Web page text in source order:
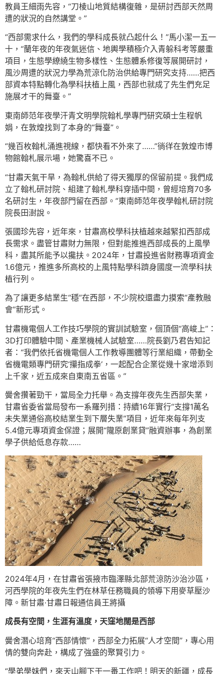
教員王細雨先容，“刀棱山地質結構復雜，是研討西部天然周
遭的狀況的自然講堂。”
“西部需求什么，我們的學科成長就凸起什么！”馬小潔一五一
十，“蘭年夜的年夜氣迷信、地輿學積極介入青躲科考等嚴重
項目，生態學繚繞生物多樣性、生態體系修復等展開研討，
風沙周遭的狀況力學為荒涼化防治供給專門研究支持……把西
部資本特點轉化為學科扶植上風，西部也就成了先生們充足
施展才干的舞臺。”
東南師范年夜學汗青文明學院翰札學專門研究碩士生程帆
娟，在敦煌找到了本身的“舞臺”。
“幾百枚翰札涌進視線，都快看不外來了……”徜徉在敦煌市博
物館翰札展示場，她驚喜不已。
“甘肅天氣干旱，為翰札供給了得天獨厚的保留前提。我們成
立了翰札研討院、組建了翰札學科穿插中間，曾經培育70多
名研討生，年夜部門留在西部。”東南師范年夜學翰札研討院
院長田澍說。
張國珍先容，近年來，甘肅高校學科扶植越來越緊扣西部成
長需求。盡管甘肅財力無限，但對能推進西部成長的上風學
科，盡其所能予以攙扶。2024年，甘肅投進省財務專項資金
1.6億元，推進多所高校的上風特點學科躋身國度一流學科扶
植行列。
為了讓更多結業生“穩”在西部，不少院校還盡力摸索“產教融
會”新形式。
甘肅機電個人工作技巧學院的實訓試驗室，個頂個“高峻上”：
3D打印體驗中間、產業機械人試驗室……院長劉乃君告知記
者：“我們依托省機電個人工作教導團體等行業組織，帶動全
省機電類專門研究‘攥指成拳’，一起配合企業從幾十家增添到
上千家，近五成來自東南五省區。”
黌舍攢著勁干，當局全力托舉。為支撐年夜先生西部失業，
甘肅省委省當局發布一系羅列措：持續16年實行“支撐1萬名
未失業通俗高校結業生到下層失業”項目，近年來每年列支
5.4億元專項資金保證；展開“隴原創業貸”融資辦事，為創業
學子供給低息存款……
2024年4月，在甘肅省張掖市臨澤縣北部荒涼防沙治沙區，
河西學院的年夜先生們在林草任務職員的領導下用麥草壓沙
障。新甘肅·甘肅日報通信員王將攝
成長有空間，生涯有溫度，天窪地闊是西部
黌舍潛心培育“西部情懷”，西部全力拓展“人才空間”，專心用
情的雙向奔赴，構成了強盛的聚賢引力。
“學弟學妹們，來天山腳下干一番工作吧！明天的新疆，成長